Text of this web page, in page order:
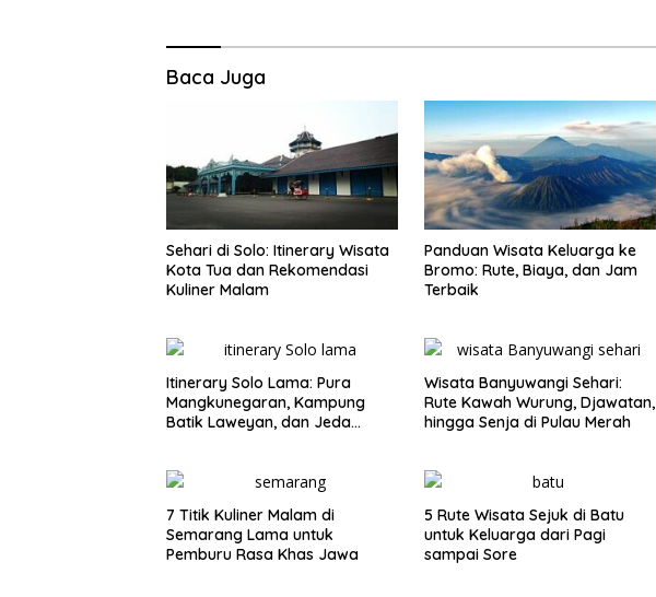
Baca Juga
Sehari di Solo: Itinerary Wisata
Kota Tua dan Rekomendasi
Kuliner Malam
Panduan Wisata Keluarga ke
Bromo: Rute, Biaya, dan Jam
Terbaik
Itinerary Solo Lama: Pura
Mangkunegaran, Kampung
Batik Laweyan, dan Jeda
Wisata Banyuwangi Sehari:
Rute Kawah Wurung, Djawatan,
hingga Senja di Pulau Merah
7 Titik Kuliner Malam di
Semarang Lama untuk
Pemburu Rasa Khas Jawa
5 Rute Wisata Sejuk di Batu
untuk Keluarga dari Pagi
sampai Sore